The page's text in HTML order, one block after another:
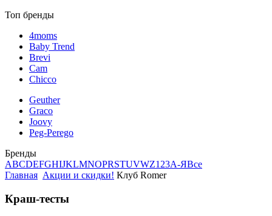
Топ бренды
4moms
Baby Trend
Brevi
Cam
Chicco
Geuther
Graco
Joovy
Peg-Perego
Бренды
ABCDEFGHIJKLMNOPRSTUVWZ123А-ЯВсе
Главная Акции и скидки! Клуб Romer
Краш-тесты